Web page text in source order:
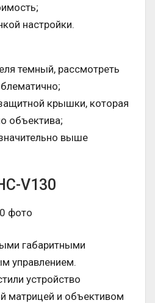
настройки.
темный, рассмотреть
крышки, которая
объектива;
выше
V130
габаритными
управлением.
устройство
матрицей и объективом